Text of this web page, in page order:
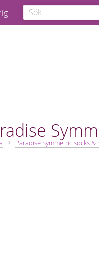
Paradise Symmetric socks &